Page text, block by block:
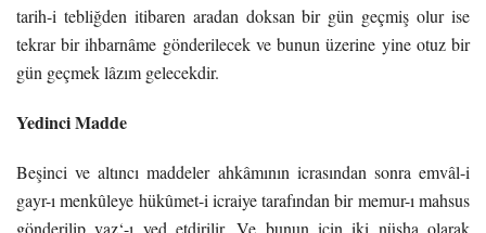
tarih-i tebliğden itibaren aradan doksan bir gün geçmiş olur ise
tekrar bir ihbarnâme gönderilecek ve bunun üzerine yine otuz bir
gün geçmeklâzım gelecekdir.
Yedinci Madde
Beşinci ve altıncı maddeler ahkâmının icrasından sonra emvâl-i
gayr-ı menkûleye hükûmet-i icraiye tarafından bir memur-ı mahsus
gönderilip vaz‘-ı yed etdirilir. Ve bunun için iki nüsha olarak